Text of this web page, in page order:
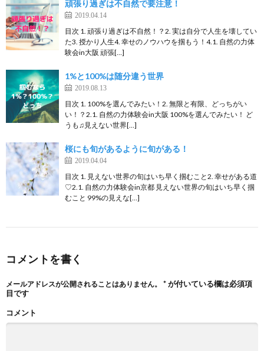
頑張り過ぎは不自然で要注意！
2019.04.14
目次 1. 頑張り過ぎは不自然！？2. 実は自分で人生を壊してい
た3. 授かり人生4. 幸せのノウハウを掴もう！4.1. 自然の力体
験会in大阪 頑張[…]
1%と100%は随分違う世界
2019.08.13
目次 1. 100%を選んでみたい！2. 無限と有限、どっちがい
い！？2.1. 自然の力体験会in大阪 100%を選んでみたい！ ど
うも♫見えない世界[…]
桜にも旬があるように旬がある！
2019.04.04
目次 1. 見えない世界の旬はいち早く掴むこと2. 幸せがある道
♡2.1. 自然の力体験会in京都 見えない世界の旬はいち早く掴
むこと 99%の見えな[…]
コメントを書く
メールアドレスが公開されることはありません。 *が付いている欄は必須項
目です
コメント